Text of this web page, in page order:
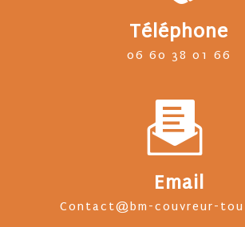
Téléphone
06 60 38 01 66
Email
contact@bm-couvreur-